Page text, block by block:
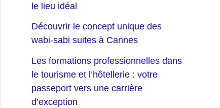
le lieu idéal
Découvrir le concept unique des
wabi-sabi suites à Cannes
Les formations professionnelles dans
le tourisme et l’hôtellerie : votre
passeport vers une carrière
d’exception